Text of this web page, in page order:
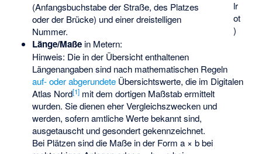
lr
ot
)
(Anfangsbuchstabe der Straße, des Platzes
oder der Brücke) und einer dreistelligen
Nummer.
Länge/Maßein Metern:
Hinweis: Die in der Übersicht enthaltenen
Längenangaben sind nach mathematischen Regeln
auf- oder abgerundeteÜbersichtswerte, die im Digitalen
Atlas Nord[1]mit dem dortigen Maßstab ermittelt
wurden. Sie dienen eher Vergleichszwecken und
werden, sofern amtliche Werte bekannt sind,
ausgetauscht und gesondert gekennzeichnet.
Bei Plätzen sind die Maße in der Form a × b bei